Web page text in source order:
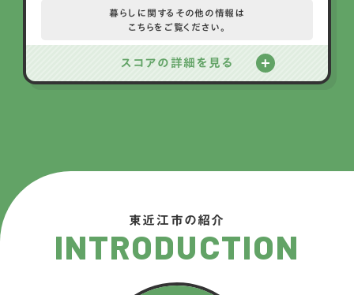
暮らしに関するその他の情報は
こちらをご覧ください。
スコアの詳細を見る
東近江市の紹介
INTRODUCTION